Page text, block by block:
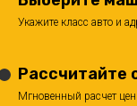
Укажите класс авто и
Рассчитайте
Мгновенный расчет